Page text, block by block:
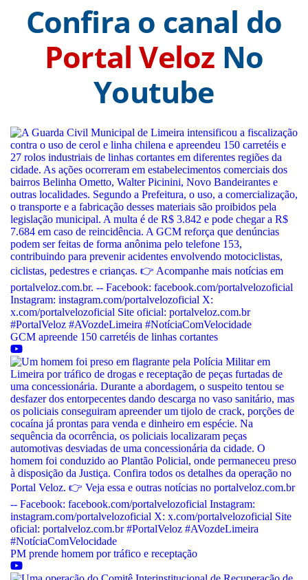
Confira o canal do
Portal Veloz No
Youtube
GCM apreende 150 carretéis de linhas cortantes
PM prende homem por tráfico e receptação